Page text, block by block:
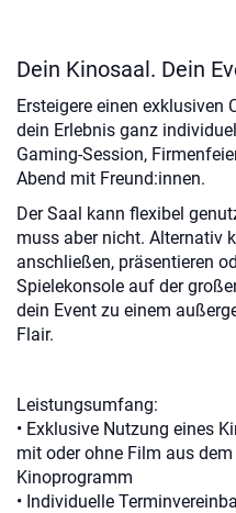
Dein Kinosaal. Dein
Ersteigere einen exklusiven
dein Erlebnis ganz
Gaming-Session,
Abend mit Freund:innen.
Der Saal kann flexibel
muss aber nicht. Alternativ
anschließen, präsentieren
Spielekonsole auf der
dein Event zu einem
Flair.
Leistungsumfang:
• Exklusive Nutzung eines
mit oder ohne Film aus
Kinoprogramm
• Individuelle